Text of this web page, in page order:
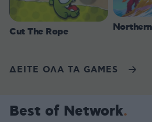
Cut The Rope
ΔΕΙΤΕ ΟΛΑ ΤΑ GAMES
Best of Network